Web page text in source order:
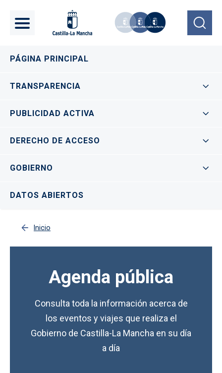
Navegación principal
PÁGINA PRINCIPAL
TRANSPARENCIA
PUBLICIDAD ACTIVA
DERECHO DE ACCESO
GOBIERNO
DATOS ABIERTOS
Inicio
Agenda pública
Consulta toda la información acerca de
los eventos y viajes que realiza el
Gobierno de Castilla-La Mancha en su día
a día